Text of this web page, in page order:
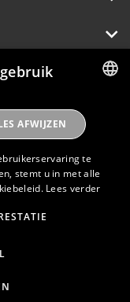
DUTCH
ENGLISH
te
stemt u in met alle
Lees verder
AFWIJZEN